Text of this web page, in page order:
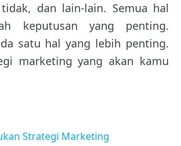
dan lain-lain. Semua hal
keputusan yang penting.
satu hal yang lebih penting.
marketing yang akan kamu
Strategi Marketing